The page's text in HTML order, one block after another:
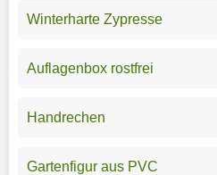
Winterharte Zypresse
Auflagenbox rostfrei
Handrechen
Gartenfigur aus PVC